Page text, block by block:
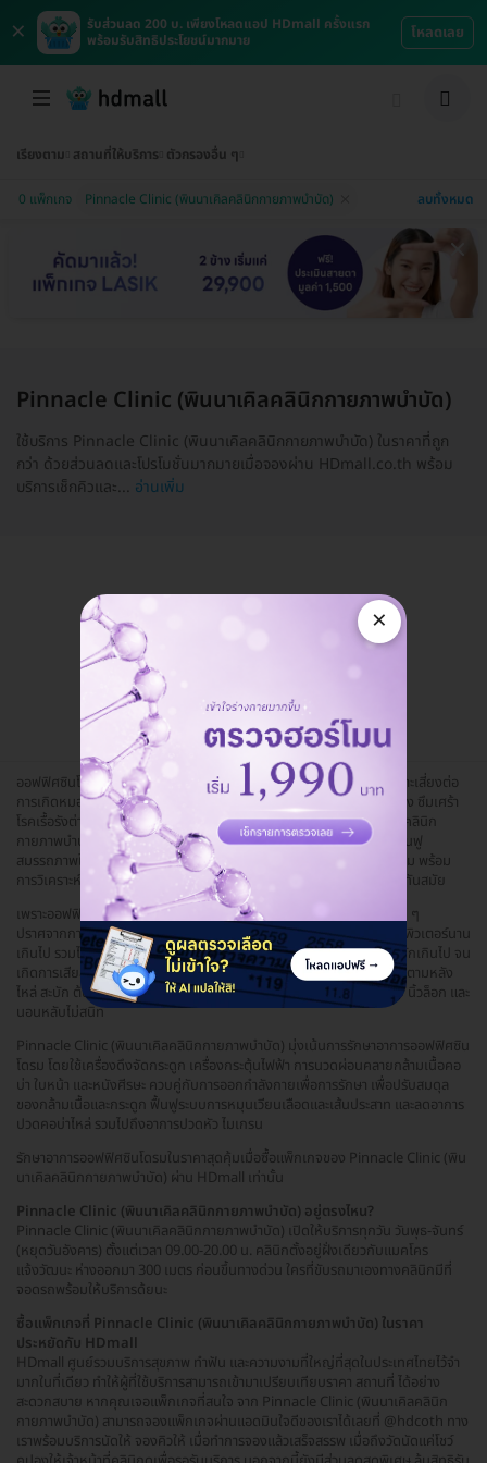
×
รับส่วนลด 200 บ. เพียงโหลดแอป HDmall ครั้งแรก
พร้อมรับสิทธิประโยชน์มากมาย
โหลดเลย
เรียงตาม สถานที่ให้บริการ ตัวกรองอื่น ๆ
0 แพ็กเกจ Pinnacle Clinic (พินนาเคิลคลินิกกายภาพบำบัด) ลบทั้งหมด
Pinnacle Clinic (พินนาเคิลคลินิกกายภาพบำบัด)
ใช้บริการ Pinnacle Clinic (พินนาเคิลคลินิกกายภาพบำบัด) ในราคาที่ถูก
กว่า ด้วยส่วนลดและโปรโมชั่นมากมายเมื่อจองผ่าน HDmall.co.th พร้อม
บริการเช็กคิวและ... อ่านเพิ่ม
แอดมินพร้อมดูแลคุณทุกวันทางไลน์
ออฟฟิศซินโดรมภัยเงียบจากการทำงานที่ชาวออฟฟิศไม่ควรมองข้าม เพราะเสี่ยงต่อ
การเกิดหมอนรองกระดูกทับเส้นประสาท กระดูกสันหลังคด แขนขาอ่อนแรง ซึมเศร้า
โรคเรื้อรังต่าง ๆ และบางรายอาจเดินไม่ได้ ที่ Pinnacle Clinic (พินนาเคิลคลินิก
กายภาพบำบัด) มีทีมนักกายภาพบำบัดวิชาชีพที่มากประสบการณ์พร้อมฟื้นฟู
สมรรถภาพให้ร่างกายของคุณกลับมาแข็งแรงและใช้งานได้ตามปกติดังเดิม พร้อม
การวิเคราะห์ตรวจหาแนวทางการรักษาที่แม่นยำและตรงจุดด้วยอุปกรณ์ที่ทันสมัย
เพราะออฟฟิศซินโดรมเกิดขึ้นได้ทุกเมื่อ ซึ่งเกิดจากการนั่งทำงานในท่าเดิม ๆ
ปราศจากการขยับหรือปรับเปลี่ยนอิริยาบถ หรือนั่งทำงานผิดท่า จ้องคอมพิวเตอร์นาน
เกินไป รวมไปถึงการทำงานในสภาพแวดล้อมที่ไม่เอื้ออำนวย และทำงานหนักเกินไป จน
เกิดการเสียสมดุลของกล้ามเนื้อ รู้สึกปวดหัวคล้ายไมเกรน ปวดเมื่อยเกร็งตามหลัง
ไหล่ สะบัก ต้นคอ มีอาการเจ็บ ตึง และชาตามอวัยวะต่าง ๆ แขนขาอ่อนแรง นิ้วล็อก และ
นอนหลับไม่สนิท
Pinnacle Clinic (พินนาเคิลคลินิกกายภาพบำบัด) มุ่งเน้นการรักษาอาการออฟฟิศซิน
โดรม โดยใช้เครื่องดึงจัดกระดูก เครื่องกระตุ้นไฟฟ้า การนวดผ่อนคลายกล้ามเนื้อคอ
บ่า ใบหน้า และหนังศีรษะ ควบคู่กับการออกกำลังกายเพื่อการรักษา เพื่อปรับสมดุล
ของกล้ามเนื้อและกระดูก ฟื้นฟูระบบการหมุนเวียนเลือดและเส้นประสาท และลดอาการ
ปวดคอบ่าไหล่ รวมไปถึงอาการปวดหัว ไมเกรน
รักษาอาการออฟฟิศซินโดรมในราคาสุดคุ้มเมื่อซื้อแพ็กเกจของ Pinnacle Clinic (พิน
นาเคิลคลินิกกายภาพบำบัด) ผ่าน HDmall เท่านั้น
Pinnacle Clinic (พินนาเคิลคลินิกกายภาพบำบัด) อยู่ตรงไหน?
Pinnacle Clinic (พินนาเคิลคลินิกกายภาพบำบัด) เปิดให้บริการทุกวัน วันพุธ-จันทร์
(หยุดวันอังคาร) ตั้งแต่เวลา 09.00-20.00 น. คลินิกตั้งอยู่ฝั่งเดียวกับแมคโคร
แจ้งวัฒนะ ห่างออกมา 300 เมตร ก่อนขึ้นทางด่วน ใครที่ขับรถมาเองทางคลินิกมีที่
จอดรถพร้อมให้บริการด้ยนะ
ซื้อแพ็กเกจที่ Pinnacle Clinic (พินนาเคิลคลินิกกายภาพบำบัด) ในราคา
ประหยัดกับ HDmall
HDmall ศูนย์รวมบริการสุขภาพ ทำฟัน และความงามที่ใหญ่ที่สุดในประเทศไทยไว้จำ
มากในที่เดียว ทำให้ผู้ที่ใช้บริการสามารถเข้ามาเปรียบเทียบราคา สถานที่ ได้อย่าง
สะดวกสบาย หากคุณเจอแพ็กเกจที่สนใจ จาก Pinnacle Clinic (พินนาเคิลคลินิก
กายภาพบำบัด) สามารถจองแพ็กเกจผ่านแอดมินใจดีของเราได้เลยที่ @hdcoth ทาง
เราพร้อมบริการนัดให้ จองคิวให้ เมื่อทำการจองแล้วเสร็จสรรพ เมื่อถึงวัดนัดแค่โชว์
×